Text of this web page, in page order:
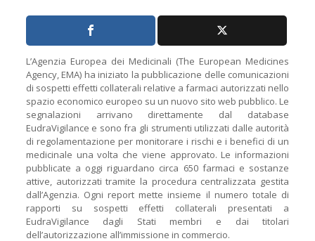
L’Agenzia Europea dei Medicinali (The European Medicines
Agency, EMA) ha iniziato la pubblicazione delle comunicazioni
di sospetti effetti collaterali relative a farmaci autorizzati nello
spazio economico europeo su un nuovo sito web pubblico. Le
segnalazioni arrivano direttamente dal database
EudraVigilance e sono fra gli strumenti utilizzati dalle autorità
di regolamentazione per monitorare i rischi e i benefici di un
medicinale una volta che viene approvato. Le informazioni
pubblicate a oggi riguardano circa 650 farmaci e sostanze
attive, autorizzati tramite la procedura centralizzata gestita
dall’Agenzia. Ogni report mette insieme il numero totale di
rapporti su sospetti effetti collaterali presentati a
EudraVigilance dagli Stati membri e dai titolari
dell’autorizzazione all’immissione in commercio.